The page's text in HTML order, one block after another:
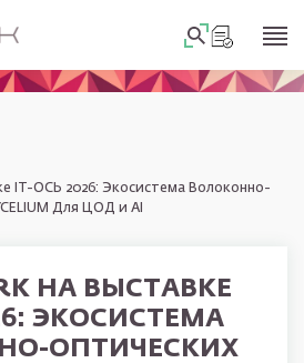
IT-ОСЬ 2026: Экосистема Волоконно-
Для ЦОД и AI
НА ВЫСТАВКЕ
ЭКОСИСТЕМА
ОПТИЧЕСКИХ